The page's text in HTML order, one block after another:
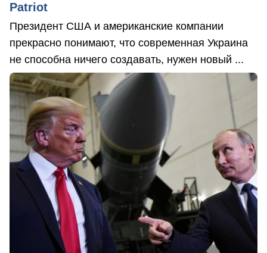
Patriot
Президент США и американские компании
прекрасно понимают, что современная Украина
не способна ничего создавать, нужен новый ...